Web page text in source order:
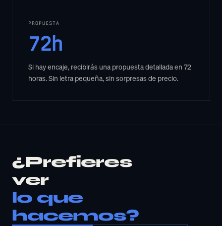
PROPUESTA
72h
Si hay encaje, recibirás una propuesta detallada en 72
horas. Sin letra pequeña, sin sorpresas de precio.
¿Prefieres
ver
lo que
hacemos?